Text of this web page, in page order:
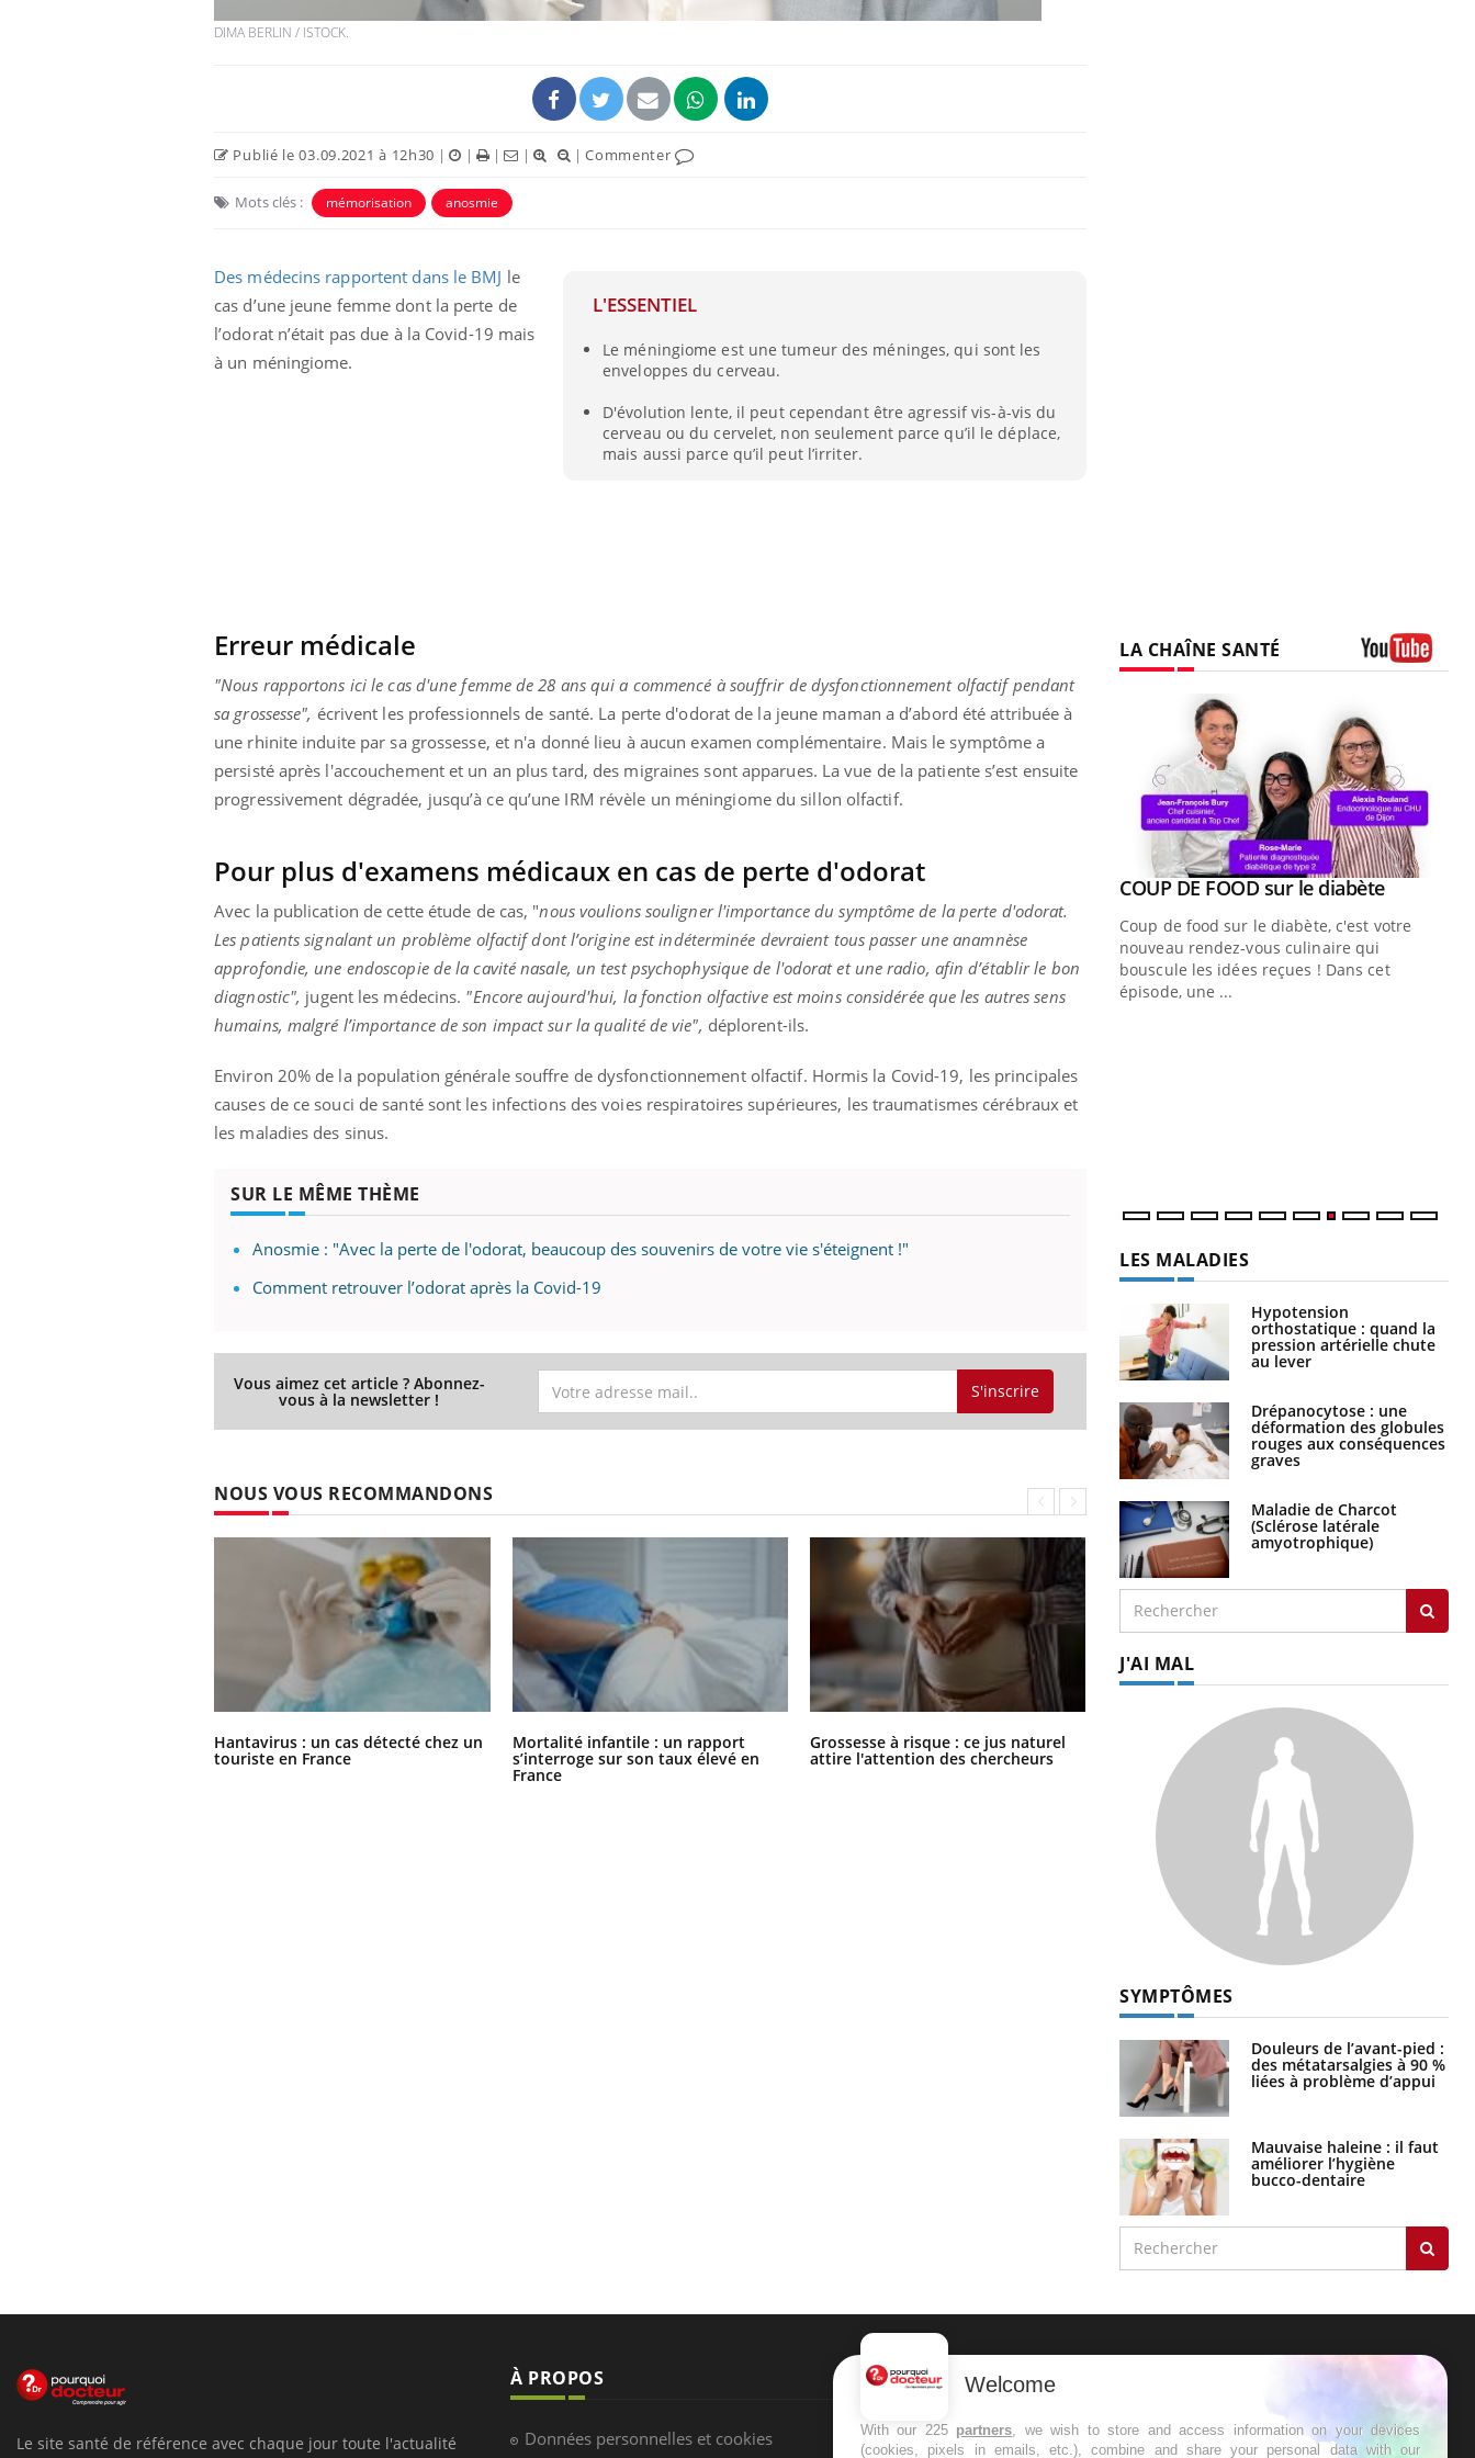
DIMA BERLIN / ISTOCK.
Publié le 03.09.2021 à 12h30 | | | | |Commenter
Mots clés : mémorisation anosmie
L'ESSENTIEL
Le méningiome est une tumeur des méninges, qui sont les
enveloppes du cerveau.
D'évolution lente, il peut cependant être agressif vis-à-vis du
cerveau ou du cervelet, non seulement parce qu’il le déplace,
mais aussi parce qu’il peut l’irriter.
Des médecins rapportent dans le BMJ le
cas d’une jeune femme dont la perte de
l’odorat n’était pas due à la Covid-19 mais
à un méningiome.
Erreur médicale
"Nous rapportons ici le cas d'une femme de 28 ans qui a commencé à souffrir de dysfonctionnement olfactif pendant
sa grossesse", écrivent les professionnels de santé. La perte d'odorat de la jeune maman a d’abord été attribuée à
une rhinite induite par sa grossesse, et n'a donné lieu à aucun examen complémentaire. Mais le symptôme a
persisté après l'accouchement et un an plus tard, des migraines sont apparues. La vue de la patiente s’est ensuite
progressivement dégradée, jusqu’à ce qu’une IRM révèle un méningiome du sillon olfactif.
Pour plus d'examens médicaux en cas de perte d'odorat
Avec la publication de cette étude de cas, "nous voulions souligner l'importance du symptôme de la perte d'odorat.
Les patients signalant un problème olfactif dont l’origine est indéterminée devraient tous passer une anamnèse
approfondie, une endoscopie de la cavité nasale, un test psychophysique de l'odorat et une radio, afin d’établir le bon
diagnostic", jugent les médecins. "Encore aujourd'hui, la fonction olfactive est moins considérée que les autres sens
humains, malgré l’importance de son impact sur la qualité de vie", déplorent-ils.
Environ 20% de la population générale souffre de dysfonctionnement olfactif. Hormis la Covid-19, les principales
causes de ce souci de santé sont les infections des voies respiratoires supérieures, les traumatismes cérébraux et
les maladies des sinus.
SUR LE MÊME THÈME
Anosmie : "Avec la perte de l'odorat, beaucoup des souvenirs de votre vie s'éteignent !"
Comment retrouver l’odorat après la Covid-19
Vous aimez cet article ? Abonnez-
vous à la newsletter ! S'inscrire
NOUS VOUS RECOMMANDONS
Hantavirus : un cas détecté chez un
touriste en France
Mortalité infantile : un rapport
s’interroge sur son taux élevé en
France
Grossesse à risque : ce jus naturel
attire l'attention des chercheurs
Comment oublier les écrans en
vacances ?
LA CHAÎNE SANTÉ
Eczéma Chronique des Mains : se
préparer pour l’été !Youtube
L'été arrive… et avec lui, un tout nouveau
rythme de vie ! Vacances, plage, piscine,
soleil, activités en plein air… Nos mains
Youtube
Diabète & Ramadan 2026Youtube
Le Ramadan approche, et, pour de
nombreuses personnes atteintes de
diabète, c'est une période de questions, de
défis, mais ...
Youtube
Un « jumeau numérique » pour
faciliter l’accès à la médecine
préventive Youtube
Un établissement lié à un groupe
mutualiste innove en matière de bilan de
santé : l'utilisation d'un « jumeau
numérique » permet ...
Youtube
COUP DE FOOD sur le diabèteYoutube
Coup de food sur le diabète, c'est votre
nouveau rendez-vous culinaire qui
bouscule les idées reçues ! Dans cet
épisode, une ...
LES MALADIES
Hypotension
orthostatique : quand la
pression artérielle chute
au lever
Drépanocytose : une
déformation des globules
rouges aux conséquences
graves
Maladie de Charcot
(Sclérose latérale
amyotrophique)
J'AI MAL
SYMPTÔMES
Douleurs de l’avant-pied :
des métatarsalgies à 90 %
liées à problème d’appui
Mauvaise haleine : il faut
améliorer l’hygiène
bucco-dentaire
Le site santé de référence avec chaque jour toute l'actualité
À PROPOS
Données personnelles et cookies
NEWSLETTER
Recevez toutes les semaines les meilleures
infos santé
Welcome
With our 225 partners, we wish to store and access information on your devices
(cookies, pixels in emails, etc.), combine and share your personal data with our